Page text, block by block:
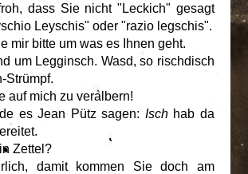
dass Sie nicht "Leckich" gesagt
Leyschis" oder "razio legschis".
mir bitte um was es Ihnen geht.
um Legginsch. Wasd, so rischdisch
Strümpf.
auf mich zu veralbern!
es Jean Pütz sagen: Ischhab da
Zettel?
damit kommen Sie doch am